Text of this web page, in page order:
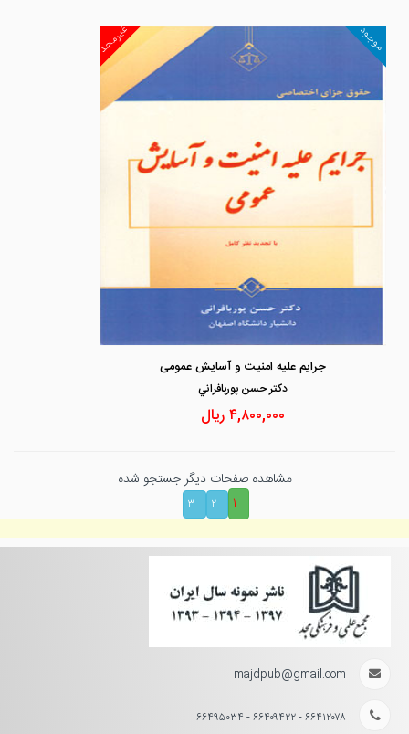
غیرمجد موجود
جرایم علیه امنیت و آسایش عمومی
دكتر حسن پوربافراني
۴,۸۰۰,۰۰۰ریال
مشاهده صفحات دیگر جستجو شده
۱
۲ ۳
majdpub@gmail.com
۶۶۴۱۲۰۷۸ - ۶۶۴۰۹۴۲۲ - ۶۶۴۹۵۰۳۴